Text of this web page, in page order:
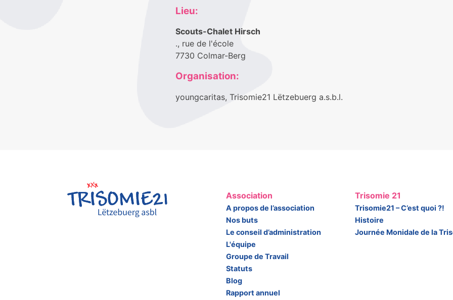
Lieu:
Scouts-Chalet Hirsch
., rue de l'école
7730 Colmar-Berg
Organisation:
youngcaritas, Trisomie21 Lëtzebuerg a.s.b.l.
Association
A propos de l’association
Nos buts
Le conseil d’administration
L'équipe
Groupe de Travail
Statuts
Blog
Rapport annuel
Trisomie 21
Trisomie21 – C’est quoi ?!
Histoire
Journée Monidale de la